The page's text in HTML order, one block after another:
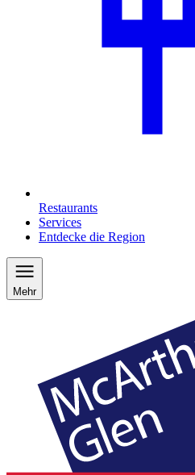
Restaurants
Services
Entdecke die Region
Mehr